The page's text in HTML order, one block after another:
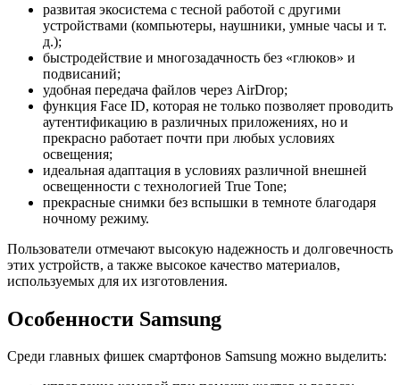
развитая экосистема с тесной работой с другими
устройствами (компьютеры, наушники, умные часы и т.
д.);
быстродействие и многозадачность без «глюков» и
подвисаний;
удобная передача файлов через AirDrop;
функция Face ID, которая не только позволяет проводить
аутентификацию в различных приложениях, но и
прекрасно работает почти при любых условиях
освещения;
идеальная адаптация в условиях различной внешней
освещенности с технологией True Tone;
прекрасные снимки без вспышки в темноте благодаря
ночному режиму.
Пользователи отмечают высокую надежность и долговечность
этих устройств, а также высокое качество материалов,
используемых для их изготовления.
Особенности Samsung
Среди главных фишек смартфонов Samsung можно выделить: